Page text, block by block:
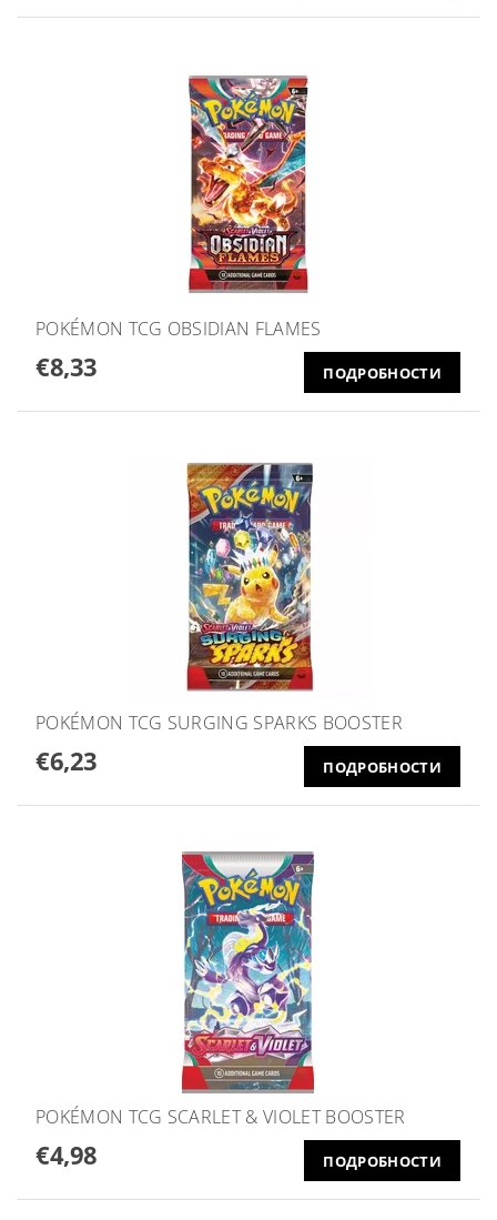
POKÉMON TCG OBSIDIAN FLAMES
€8,33 ПОДРОБНОСТИ
POKÉMON TCG SURGING SPARKS BOOSTER
€6,23 ПОДРОБНОСТИ
POKÉMON TCG SCARLET & VIOLET BOOSTER
€4,98 ПОДРОБНОСТИ